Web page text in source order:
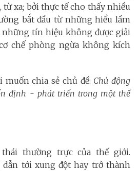
xa; bởi thực tế cho thấy nhiều
bắt đầu từ những hiểu lầm
những tín hiệu không được giải
chế phòng ngừa không kích
chia sẻ chủ đề: Chủ động
định - phát triển trong một thế
thường trực của thế giới.
dẫn tới xung đột hay trở thành